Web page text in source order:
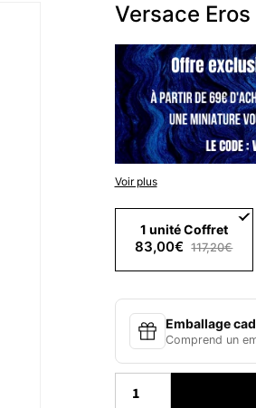
Versace
Versace Eros Energy -
Beschreibung :
La flamme d’Eros brûle
parfum qui touche droit
une masculinité
Duftnoten :
Kopfnoten: Chinotto-
Herznote: Wilder
Basisnoten: Patcouli,
Zutaten :
Voir plus
1 unité Coffret
83,00€ 117,20€
Emballage
Comprend un